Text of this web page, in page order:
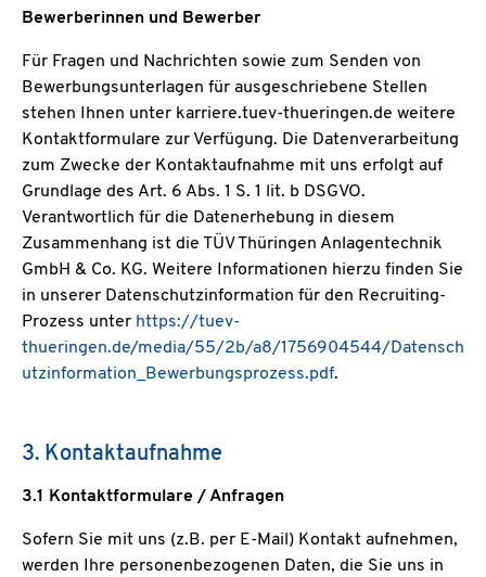
Bewerberinnen und Bewerber
Für Fragen und Nachrichten sowie zum Senden von
Bewerbungsunterlagen für ausgeschriebene Stellen
stehen Ihnen unter karriere.tuev-thueringen.de weitere
Kontaktformulare zur Verfügung. Die Datenverarbeitung
zum Zwecke der Kontaktaufnahme mit uns erfolgt auf
Grundlage des Art. 6 Abs. 1 S. 1 lit. b DSGVO.
Verantwortlich für die Datenerhebung in diesem
Zusammenhang ist die TÜV Thüringen Anlagentechnik
GmbH & Co. KG. Weitere Informationen hierzu finden Sie
in unserer Datenschutzinformation für den Recruiting-
Prozess unter https://tuev-
thueringen.de/media/55/2b/a8/1756904544/Datensch
utzinformation_Bewerbungsprozess.pdf.
3. Kontaktaufnahme
3.1 Kontaktformulare / Anfragen
Sofern Sie mit uns (z.B. per E-Mail) Kontakt aufnehmen,
werden Ihre personenbezogenen Daten, die Sie uns in